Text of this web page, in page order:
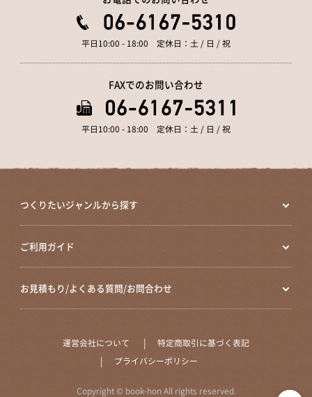
平日10:00 - 18:00 定休日：土 / 日 / 祝
FAXでのお問い合わせ
平日10:00 - 18:00 定休日：土 / 日 / 祝
つくりたいジャンルから探す
ご利用ガイド
お見積もり/よくある質問/お問合わせ
運営会社について 特定商取引に基づく表記
プライバシーポリシー
Copyright © book-hon All rights reserved.